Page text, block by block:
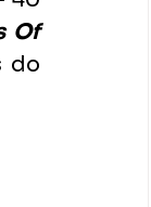
Of
do